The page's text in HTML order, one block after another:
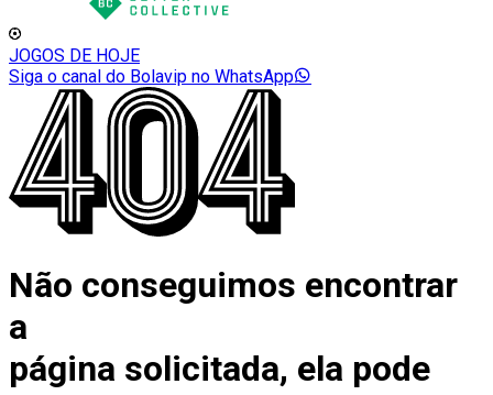
JOGOS DE HOJE
Siga o canal do Bolavip no WhatsApp
Não conseguimos encontrar
a
página solicitada, ela pode